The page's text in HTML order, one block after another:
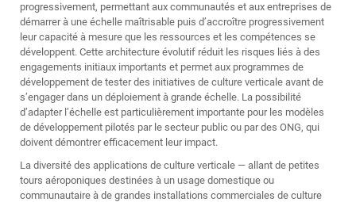
progressivement, permettant aux communautés et aux entreprises de
démarrer à une échelle maîtrisable puis d’accroître progressivement
leur capacité à mesure que les ressources et les compétences se
développent. Cette architecture évolutif réduit les risques liés à des
engagements initiaux importants et permet aux programmes de
développement de tester des initiatives de culture verticale avant de
s’engager dans un déploiement à grande échelle. La possibilité
d’adapter l’échelle est particulièrement importante pour les modèles
de développement pilotés par le secteur public ou par des ONG, qui
doivent démontrer efficacement leur impact.
La diversité des applications de culture verticale — allant de petites
tours aéroponiques destinées à un usage domestique ou
communautaire à de grandes installations commerciales de culture